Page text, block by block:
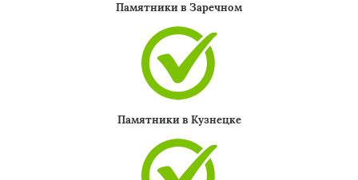
Памятники в Заречном
Памятники в Кузнецке